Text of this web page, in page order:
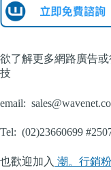
欲了解更多網路廣告
技
email:
Tel: (02)23660699
也歡迎加入 潮。行銷